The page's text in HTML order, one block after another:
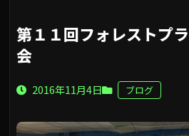
第１１回フォレストプ
会
2016年11月4日 ブログ